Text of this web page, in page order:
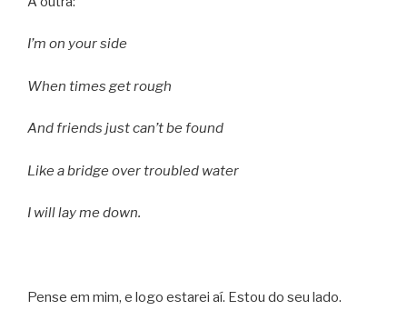
I’m on your side
When times get rough
And friends just can’t be found
Like a bridge over troubled water
I will lay me down.
Pense em mim, e logo estarei aí. Estou do seu lado.